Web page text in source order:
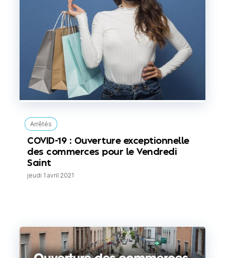
Arrêtés
COVID-19 : Ouverture exceptionnelle
des commerces pour le Vendredi
Saint
jeudi 1 avril 2021